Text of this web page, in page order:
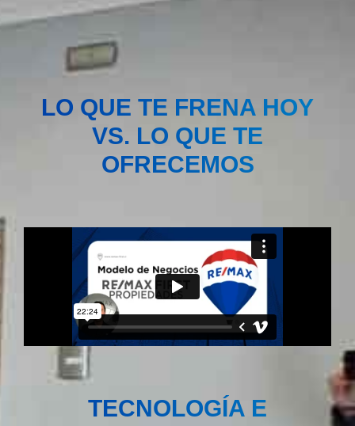
LO QUE TE FRENA HOY
VS. LO QUE TE
OFRECEMOS
TECNOLOGÍA E